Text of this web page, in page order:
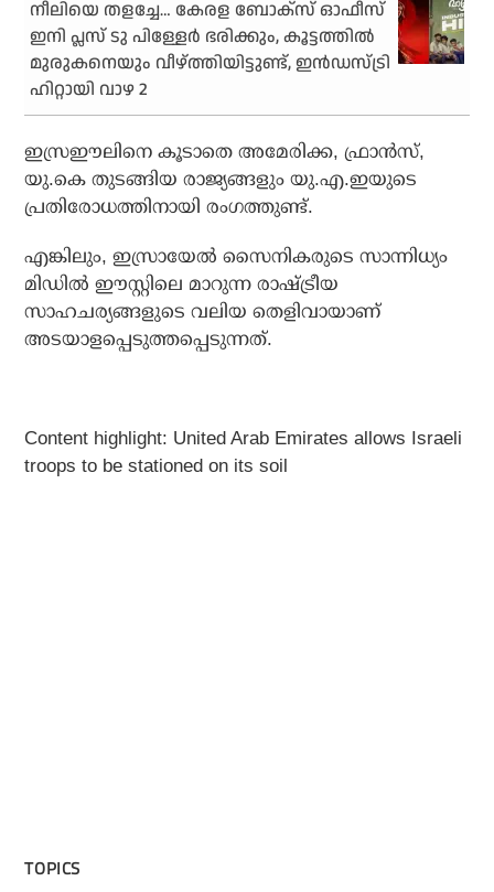
നീലിയെ തളച്ചേ… കേരള ബോക്‌സ് ഓഫീസ്
ഇനി പ്ലസ് ടു പിള്ളേര്‍ ഭരിക്കും, കൂട്ടത്തില്‍
മുരുകനെയും വീഴ്ത്തിയിട്ടുണ്ട്, ഇന്‍ഡസ്ട്രി
ഹിറ്റായി വാഴ 2
ഇസ്രഈലിനെ കൂടാതെ അമേരിക്ക, ഫ്രാന്‍സ്,
യു.കെ തുടങ്ങിയ രാജ്യങ്ങളും യു.എ.ഇയുടെ
പ്രതിരോധത്തിനായി രംഗത്തുണ്ട്.
എങ്കിലും, ഇസ്രായേല്‍ സൈനികരുടെ സാന്നിധ്യം
മിഡില്‍ ഈസ്റ്റിലെ മാറുന്ന രാഷ്ട്രീയ
സാഹചര്യങ്ങളുടെ വലിയ തെളിവായാണ്
അടയാളപ്പെടുത്തപ്പെടുന്നത്.
Content highlight: United Arab Emirates allows Israeli
troops to be stationed on its soil
TOPICS